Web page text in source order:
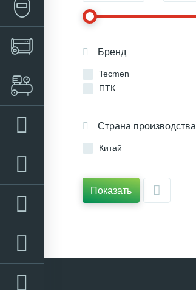
Бренд
Tecmen
ПТК
Страна производства
Китай
Показать